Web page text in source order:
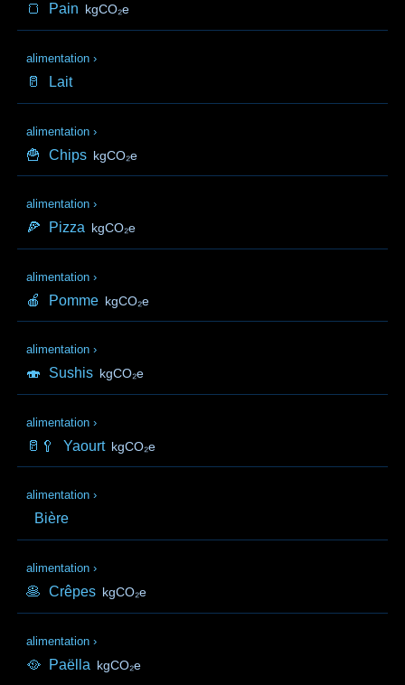
🍞 Pain kgCO₂e
alimentation ›
🥛 Lait
alimentation ›
🍟 Chips kgCO₂e
alimentation ›
🍕 Pizza kgCO₂e
alimentation ›
🍎 Pomme kgCO₂e
alimentation ›
🍣 Sushis kgCO₂e
alimentation ›
🥛🥄 Yaourt kgCO₂e
alimentation ›
Bière
alimentation ›
🥞 Crêpes kgCO₂e
alimentation ›
🥘 Paëlla kgCO₂e